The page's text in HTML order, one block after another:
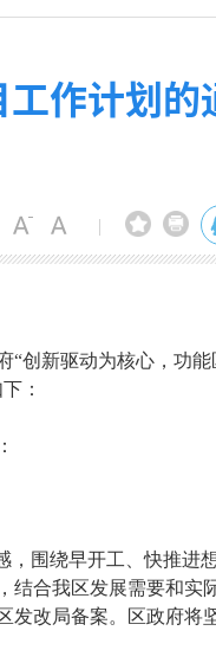
作计划的
|
“创新驱动为核心，功
：
围绕早开工、快推进
结合我区发展需要和实
发改局备案。区政府将